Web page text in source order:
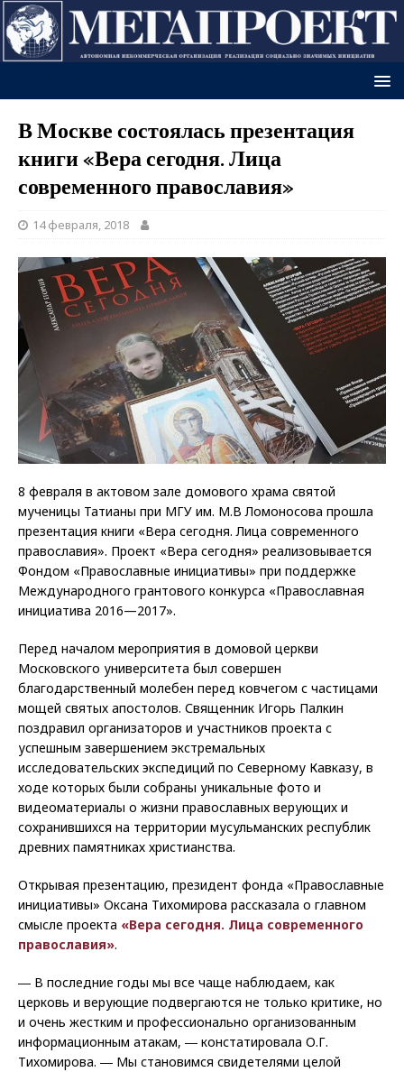
В Москве состоялась презентация
книги «Вера сегодня. Лица
современного православия»
14 февраля, 2018
8 февраля в актовом зале домового храма святой
мученицы Татианы при МГУ им. М.В Ломоносова прошла
презентация книги «Вера сегодня. Лица современного
православия». Проект «Вера сегодня» реализовывается
Фондом «Православные инициативы» при поддержке
Международного грантового конкурса «Православная
инициатива 2016—2017».
Перед началом мероприятия в домовой церкви
Московского университета был совершен
благодарственный молебен перед ковчегом с частицами
мощей святых апостолов. Священник Игорь Палкин
поздравил организаторов и участников проекта с
успешным завершением экстремальных
исследовательских экспедиций по Северному Кавказу, в
ходе которых были собраны уникальные фото и
видеоматериалы о жизни православных верующих и
сохранившихся на территории мусульманских республик
древних памятниках христианства.
Открывая презентацию, президент фонда «Православные
инициативы» Оксана Тихомирова рассказала о главном
смысле проекта «Вера сегодня. Лица современного
православия».
― В последние годы мы все чаще наблюдаем, как
церковь и верующие подвергаются не только критике, но
и очень жестким и профессионально организованным
информационным атакам, ― констатировала О.Г.
Тихомирова. ― Мы становимся свидетелями целой